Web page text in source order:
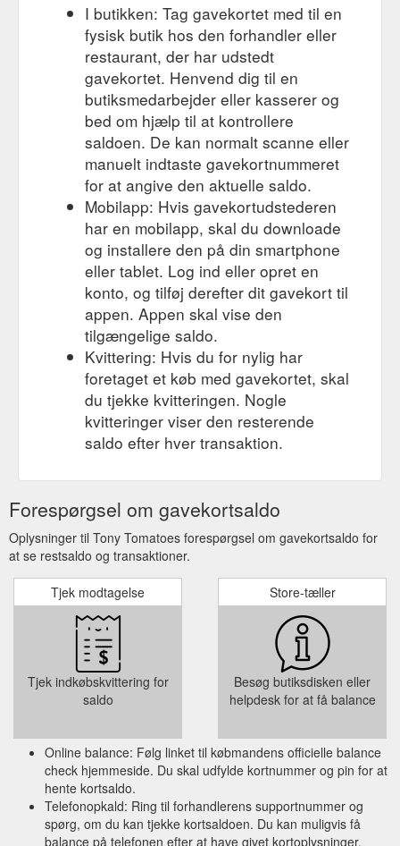
I butikken: Tag gavekortet med til en
fysisk butik hos den forhandler eller
restaurant, der har udstedt
gavekortet. Henvend dig til en
butiksmedarbejder eller kasserer og
bed om hjælp til at kontrollere
saldoen. De kan normalt scanne eller
manuelt indtaste gavekortnummeret
for at angive den aktuelle saldo.
Mobilapp: Hvis gavekortudstederen
har en mobilapp, skal du downloade
og installere den på din smartphone
eller tablet. Log ind eller opret en
konto, og tilføj derefter dit gavekort til
appen. Appen skal vise den
tilgængelige saldo.
Kvittering: Hvis du for nylig har
foretaget et køb med gavekortet, skal
du tjekke kvitteringen. Nogle
kvitteringer viser den resterende
saldo efter hver transaktion.
Forespørgsel om gavekortsaldo
Oplysninger til Tony Tomatoes forespørgsel om gavekortsaldo for
at se restsaldo og transaktioner.
Tjek modtagelse
Tjek indkøbskvittering for
saldo
Store-tæller
Besøg butiksdisken eller
helpdesk for at få balance
Online balance: Følg linket til købmandens officielle balance
check hjemmeside. Du skal udfylde kortnummer og pin for at
hente kortsaldo.
Telefonopkald: Ring til forhandlerens supportnummer og
spørg, om du kan tjekke kortsaldoen. Du kan muligvis få
balance på telefonen efter at have givet kortoplysninger.